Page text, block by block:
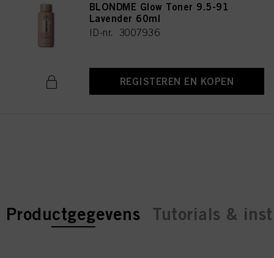
BLONDME Glow Toner 9.5-91
Lavender 60ml
ID-nr. 3007936
REGISTEREN EN KOPEN
current tab:
current tab:
Productgegevens Tutorials &